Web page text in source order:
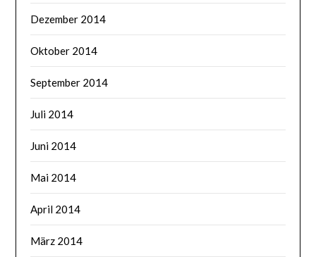
Dezember 2014
Oktober 2014
September 2014
Juli 2014
Juni 2014
Mai 2014
April 2014
März 2014